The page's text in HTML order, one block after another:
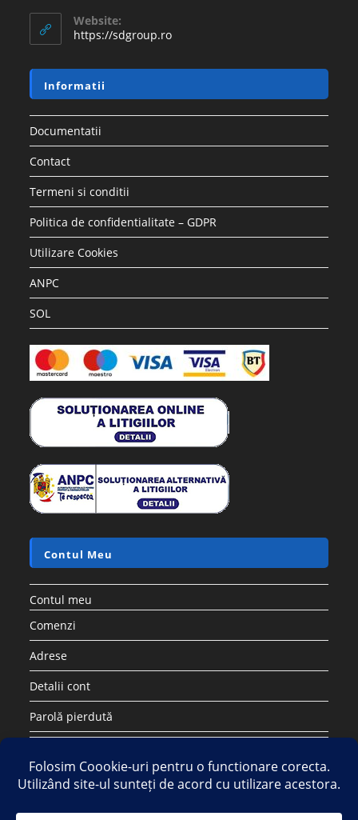
Website:
https://sdgroup.ro
Informatii
Documentatii
Contact
Termeni si conditii
Politica de confidentialitate – GDPR
Utilizare Cookies
ANPC
SOL
Contul Meu
Contul meu
Comenzi
Adrese
Detalii cont
Parolă pierdută